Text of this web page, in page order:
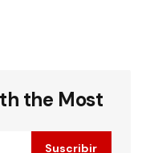
no será
están
the Most
Suscribir